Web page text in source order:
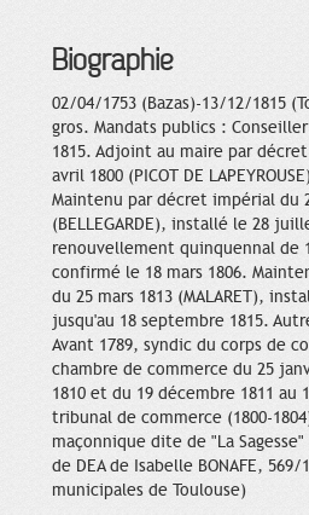
Biographie
02/04/1753 (Bazas)-13/12/1815
gros. Mandats publics :
1815. Adjoint au maire par
avril 1800 (PICOT DE
Maintenu par décret impérial du
(BELLEGARDE), installé le 28
renouvellement quinquennal de
confirmé le 18 mars 1806.
du 25 mars 1813 (MALARET),
jusqu'au 18 septembre 1815.
Avant 1789, syndic du corps de
chambre de commerce du 25
1810 et du 19 décembre 1811 au
tribunal de commerce (1800-
maçonnique dite de "La
de DEA de Isabelle BONAFE,
municipales de Toulouse)